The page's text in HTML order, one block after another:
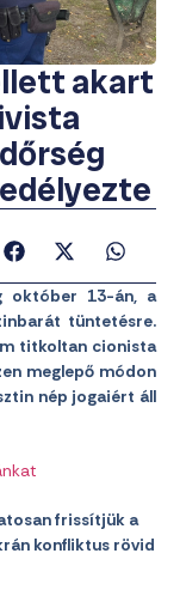
akart
október 13-án, a
tüntetésre.
titkoltan cionista
meglepő módon
nép jogaiért áll
frissítjük a
konfliktus rövid